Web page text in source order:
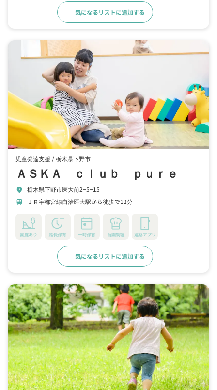
気になるリストに追加する
児童発達支援 /栃木県下野市
ＡＳＫＡ ｃｌｕｂ ｐｕｒｅ
location_on 栃木県下野市医大前2−5−15
train ＪＲ宇都宮線自治医大駅から徒歩で12分
園庭あり 延長保育 一時保育 自園調理 連絡アプリ
気になるリストに追加する